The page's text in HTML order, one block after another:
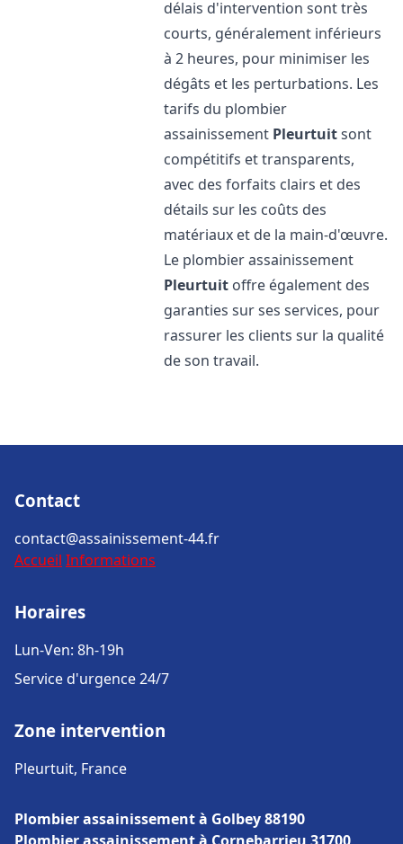
délais d'intervention sont très
courts, généralement inférieurs
à 2 heures, pour minimiser les
dégâts et les perturbations. Les
tarifs du plombier
assainissement Pleurtuitsont
compétitifs et transparents,
avec des forfaits clairs et des
détails sur les coûts des
matériaux et de la main-d'œuvre.
Le plombier assainissement
Pleurtuit offre également des
garanties sur ses services, pour
rassurer les clients sur la qualité
de son travail.
Contact
contact@assainissement-44.fr
Accueil Informations
Horaires
Lun-Ven: 8h-19h
Service d'urgence 24/7
Zone intervention
Pleurtuit, France
Plombier assainissement à Golbey 88190